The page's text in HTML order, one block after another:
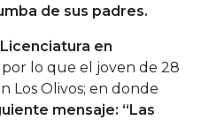
de sus padres.
en
por lo que el joven de 28
Los Olivos; en donde
mensaje: “Las